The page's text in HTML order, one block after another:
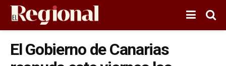
El Gobierno de Canarias